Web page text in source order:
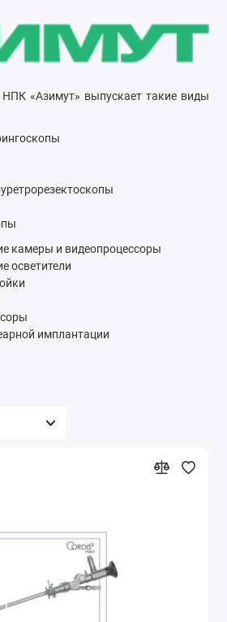
«Азимут» выпускает такие виды
камеры и видеопроцессоры
осветители
имплантации